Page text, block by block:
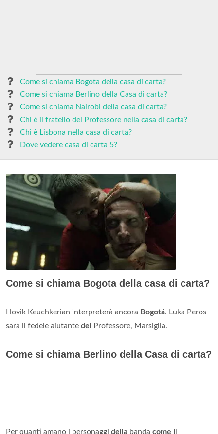
Come si chiama Bogota della casa di carta?
Come si chiama Berlino della Casa di carta?
Come si chiama Nairobi della casa di carta?
Chi è il fratello del Professore nella casa di carta?
Chi è Lisbona nella casa di carta?
Dove vedere casa di carta 5?
Come si chiama Bogota della casa di carta?
Hovik Keuchkerian interpreterà ancora Bogotá. Luka Peros
sarà il fedele aiutante del Professore, Marsiglia.
Come si chiama Berlino della Casa di carta?
Per quanti amano i personaggi della banda come